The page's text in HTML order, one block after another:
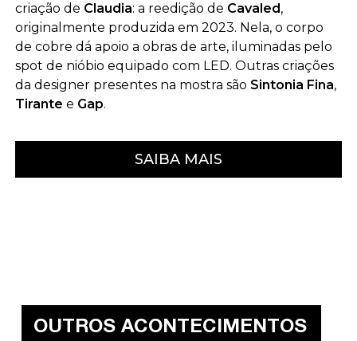
criação de Claudia: a reedição de Cavaled,
originalmente produzida em 2023. Nela, o corpo
de cobre dá apoio a obras de arte, iluminadas pelo
spot de nióbio equipado com LED. Outras criações
da designer presentes na mostra são Sintonia Fina,
Tirante e Gap.
SAIBA MAIS
OUTROS ACONTECIMENTOS